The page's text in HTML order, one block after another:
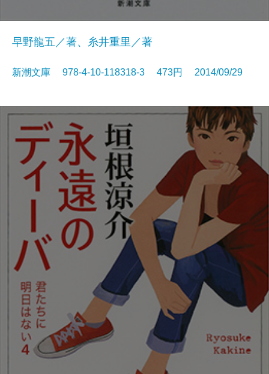
早野龍五／著、糸井重里／著
新潮文庫 978-4-10-118318-3 473円 2014/09/29